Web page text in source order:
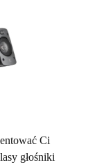
Ci
głośniki